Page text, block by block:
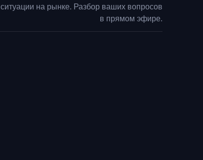
ситуации на рынке. Разбор ваших вопросов
в прямом эфире.